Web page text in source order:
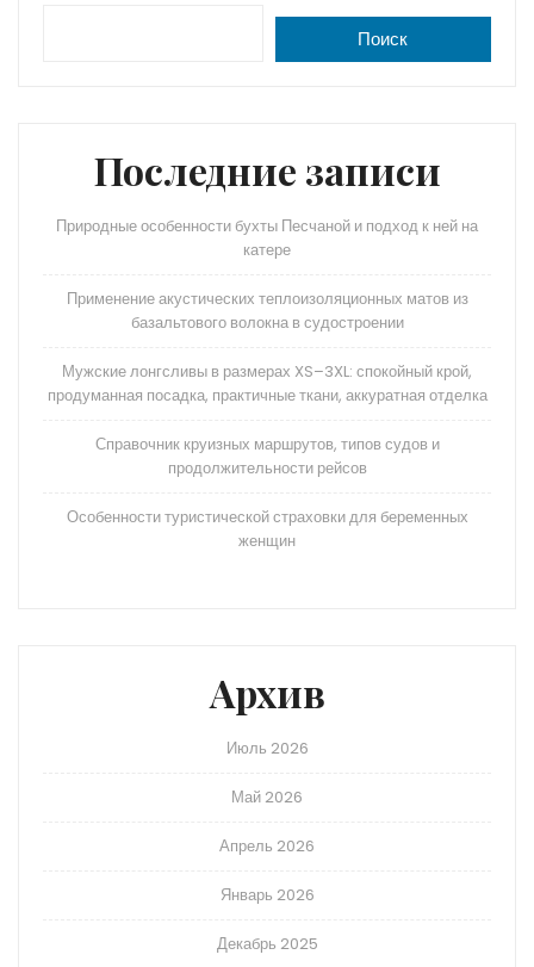
s
ni
Поиск
Последние записи
Природные особенности бухты Песчаной и подход к ней на
катере
Применение акустических теплоизоляционных матов из
базальтового волокна в судостроении
Мужские лонгсливы в размерах XS–3XL: спокойный крой,
продуманная посадка, практичные ткани, аккуратная отделка
Справочник круизных маршрутов, типов судов и
продолжительности рейсов
Особенности туристической страховки для беременных
женщин
Архив
Июль 2026
Май 2026
Апрель 2026
Январь 2026
Декабрь 2025